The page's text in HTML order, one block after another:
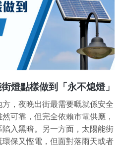
燈點樣做到「永不熄燈」
，夜晚出街最需要嘅就係安全
可靠，但完全依賴市電供應，
入黑暗。另一方面，太陽能街
保又慳電，但面對落雨天或者